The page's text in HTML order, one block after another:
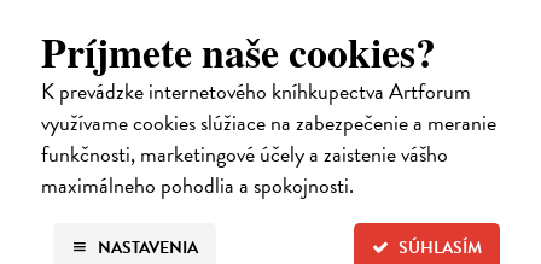
Príjmete naše cookies?
K prevádzke internetového kníhkupectva Artforum
využívame cookies slúžiace na zabezpečenie a meranie
funkčnosti, marketingové účely a zaistenie vášho
maximálneho pohodlia a spokojnosti.
SÚHLASÍM
NASTAVENIA
Dúbravský Andrej
Alica je zvedavá mačka, ktorá býva so zvedavým Andrejom. Obaja sú
fascinovaní ríšou hmyzu.
Na sklade
28,03 €
28,90 € ?